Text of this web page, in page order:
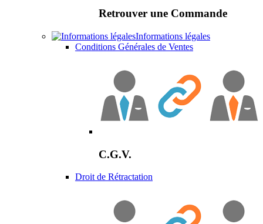
Retrouver une Commande
Informations légales
Conditions Générales de Ventes
C.G.V.
Droit de Rétractation